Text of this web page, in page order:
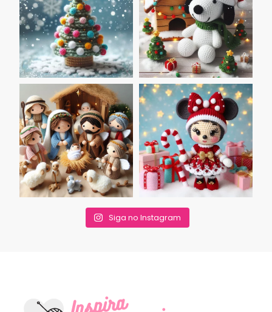
Siga no Instagram